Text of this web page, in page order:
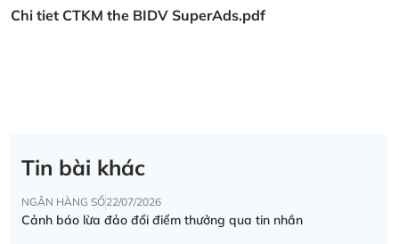
Chi tiet CTKM the BIDV SuperAds.pdf
Tin bài khác
NGÂN HÀNG SỐ22/07/2026
Cảnh báo lừa đảo đổi điểm thưởng qua tin nhắn